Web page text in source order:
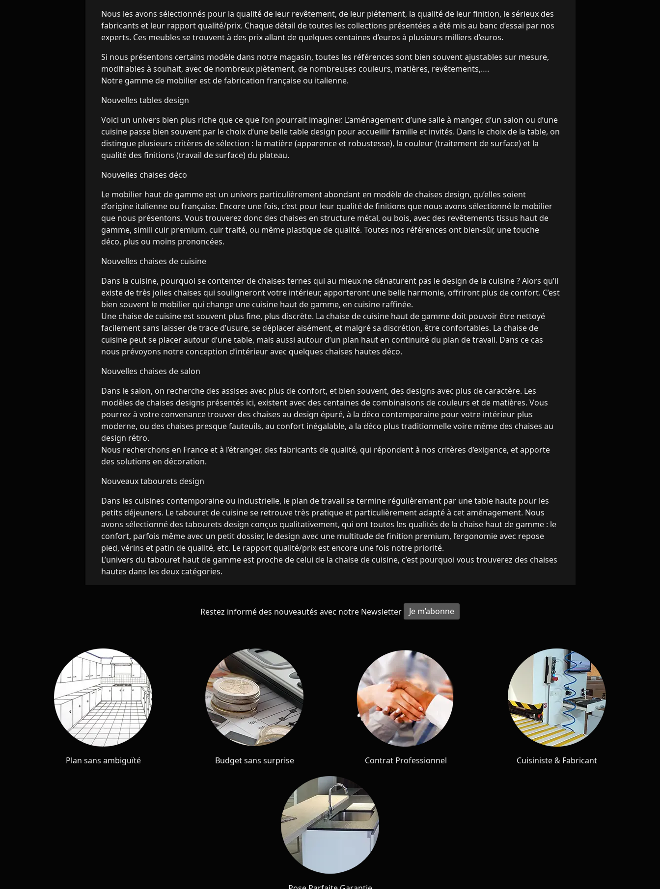
Nous les avons sélectionnés pour la qualité de leur revêtement, de leur piétement, la qualité de leur finition, le sérieux des
fabricants et leur rapport qualité/prix. Chaque détail de toutes les collections présentées a été mis au banc d’essai par nos
experts. Ces meubles se trouvent à des prix allant de quelques centaines d’euros à plusieurs milliers d’euros.
Si nous présentons certains modèle dans notre magasin, toutes les références sont bien souvent ajustables sur mesure,
modifiables à souhait, avec de nombreux piètement, de nombreuses couleurs, matières, revêtements,….
Notre gamme de mobilier est de fabrication française ou italienne.
Nouvelles tables design
Voici un univers bien plus riche que ce que l’on pourrait imaginer. L’aménagement d’une salle à manger, d’un salon ou d’une
cuisine passe bien souvent par le choix d’une belle table design pour accueillir famille et invités. Dans le choix de la table, on
distingue plusieurs critères de sélection : la matière (apparence et robustesse), la couleur (traitement de surface) et la
qualité des finitions (travail de surface) du plateau.
Nouvelles chaises déco
Le mobilier haut de gamme est un univers particulièrement abondant en modèle de chaises design, qu’elles soient
d’origine italienne ou française. Encore une fois, c’est pour leur qualité de finitions que nous avons sélectionné le mobilier
que nous présentons. Vous trouverez donc des chaises en structure métal, ou bois, avec des revêtements tissus haut de
gamme, simili cuir premium, cuir traité, ou même plastique de qualité. Toutes nos références ont bien-sûr, une touche
déco, plus ou moins prononcées.
Nouvelles chaises de cuisine
Dans la cuisine, pourquoi se contenter de chaises ternes qui au mieux ne dénaturent pas le design de la cuisine ? Alors qu’il
existe de très jolies chaises qui souligneront votre intérieur, apporteront une belle harmonie, offriront plus de confort. C’est
bien souvent le mobilier qui change une cuisine haut de gamme, en cuisine raffinée.
Une chaise de cuisine est souvent plus fine, plus discrète. La chaise de cuisine haut de gamme doit pouvoir être nettoyé
facilement sans laisser de trace d’usure, se déplacer aisément, et malgré sa discrétion, être confortables. La chaise de
cuisine peut se placer autour d’une table, mais aussi autour d’un plan haut en continuité du plan de travail. Dans ce cas
nous prévoyons notre conception d’intérieur avec quelques chaises hautes déco.
Nouvelles chaises de salon
Dans le salon, on recherche des assises avec plus de confort, et bien souvent, des designs avec plus de caractère. Les
modèles de chaises designs présentés ici, existent avec des centaines de combinaisons de couleurs et de matières. Vous
pourrez à votre convenance trouver des chaises au design épuré, à la déco contemporaine pour votre intérieur plus
moderne, ou des chaises presque fauteuils, au confort inégalable, a la déco plus traditionnelle voire même des chaises au
design rétro.
Nous recherchons en France et à l’étranger, des fabricants de qualité, qui répondent à nos critères d’exigence, et apporte
des solutions en décoration.
Nouveaux tabourets design
Dans les cuisines contemporaine ou industrielle, le plan de travail se termine régulièrement par une table haute pour les
petits déjeuners. Le tabouret de cuisine se retrouve très pratique et particulièrement adapté à cet aménagement. Nous
avons sélectionné des tabourets design conçus qualitativement, qui ont toutes les qualités de la chaise haut de gamme : le
confort, parfois même avec un petit dossier, le design avec une multitude de finition premium, l’ergonomie avec repose
pied, vérins et patin de qualité, etc. Le rapport qualité/prix est encore une fois notre priorité.
L’univers du tabouret haut de gamme est proche de celui de la chaise de cuisine, c’est pourquoi vous trouverez des chaises
hautes dans les deux catégories.
Restez informé des nouveautés avec notre Newsletter Je m’abonne
Plan sans ambiguïté Budget sans surprise Contrat Professionnel Cuisiniste & Fabricant